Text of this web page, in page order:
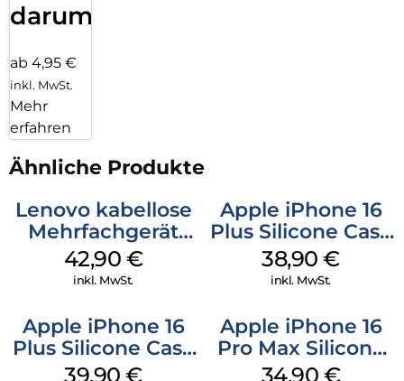
darum!
ab 4,95 €
inkl. MwSt.
Mehr
erfahren
Ähnliche Produkte
Lenovo kabellose
Mehrfachgerät
Luna Grey
42,90 €
inkl. MwSt.
Apple iPhone 16
Plus Silicone Case
MagSafe Denim
38,90€
inkl. MwSt.
Apple iPhone 16
Plus Silicone Case
MagSafe Plum
39,90€
Apple iPhone 16
Pro Max Silicone
Case MagSafe
34,90 €